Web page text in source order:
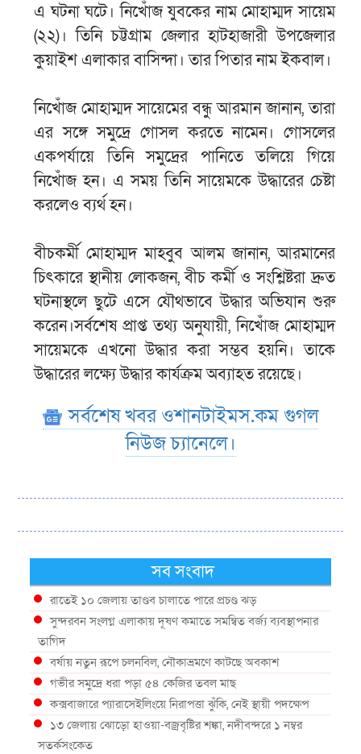
এ ঘটনা ঘটে। নিখোঁজ যুবকের নাম মোহাম্মদ সায়েম
(২২)। তিনি চট্টগ্রাম জেলার হাটহাজারী উপজেলার
কুয়াইশ এলাকার বাসিন্দা। তার পিতার নাম ইকবাল।
নিখোঁজ মোহাম্মদ সায়েমের বন্ধু আরমান জানান, তারা
এর সঙ্গে সমুদ্রে গোসল করতে নামেন। গোসলের
একপর্যায়ে তিনি সমুদ্রের পানিতে তলিয়ে গিয়ে
নিখোঁজ হন। এ সময় তিনি সায়েমকে উদ্ধারের চেষ্টা
করলেও ব্যর্থ হন।
বীচকর্মী মোহাম্মদ মাহবুব আলম জানান, আরমানের
চিৎকারে স্থানীয় লোকজন, বীচ কর্মী ও সংশ্লিষ্টরা দ্রুত
ঘটনাস্থলে ছুটে এসে যৌথভাবে উদ্ধার অভিযান শুরু
করেন।সর্বশেষ প্রাপ্ত তথ্য অনুযায়ী, নিখোঁজ মোহাম্মদ
সায়েমকে এখনো উদ্ধার করা সম্ভব হয়নি। তাকে
উদ্ধারের লক্ষ্যে উদ্ধার কার্যক্রম অব্যাহত রয়েছে।
সর্বশেষ খবর ওশানটাইমস.কম গুগল
নিউজ চ্যানেলে।
সব সংবাদ
রাতেই ১০ জেলায় তাণ্ডব চালাতে পারে প্রচণ্ড ঝড়
সুন্দরবন সংলগ্ন এলাকায় দূষণ কমাতে সমন্বিত বর্জ্য ব্যবস্থাপনার
তাগিদ
বর্ষায় নতুন রূপে চলনবিল, নৌকাভ্রমণে কাটছে অবকাশ
গভীর সমুদ্রে ধরা পড়া ৫৪ কেজির তবল মাছ
কক্সবাজারে প্যারাসেইলিংয়ে নিরাপত্তা ঝুঁকি, নেই স্থায়ী পদক্ষেপ
১৩ জেলায় ঝোড়ো হাওয়া-বজ্রবৃষ্টির শঙ্কা, নদীবন্দরে ১ নম্বর
সতর্কসংকেত